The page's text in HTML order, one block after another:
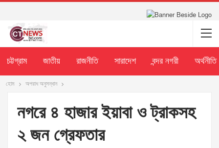
চট্টগ্রাম জাতীয় রাজনীতি সারাদেশ বন্দর নগরী অর্থনীতি
হোম অপরাধ অনুসন্ধান
নগরে ৪ হাজার ইয়াবা ও ট্রাকসহ
২ জন গ্রেফতার